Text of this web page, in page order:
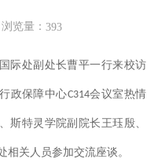
浏览量： 393
国际处副处长曹平一行来校访
政保障中心C314会议室热情
斯特灵学院副院长王珏殷、
相关人员参加交流座谈。